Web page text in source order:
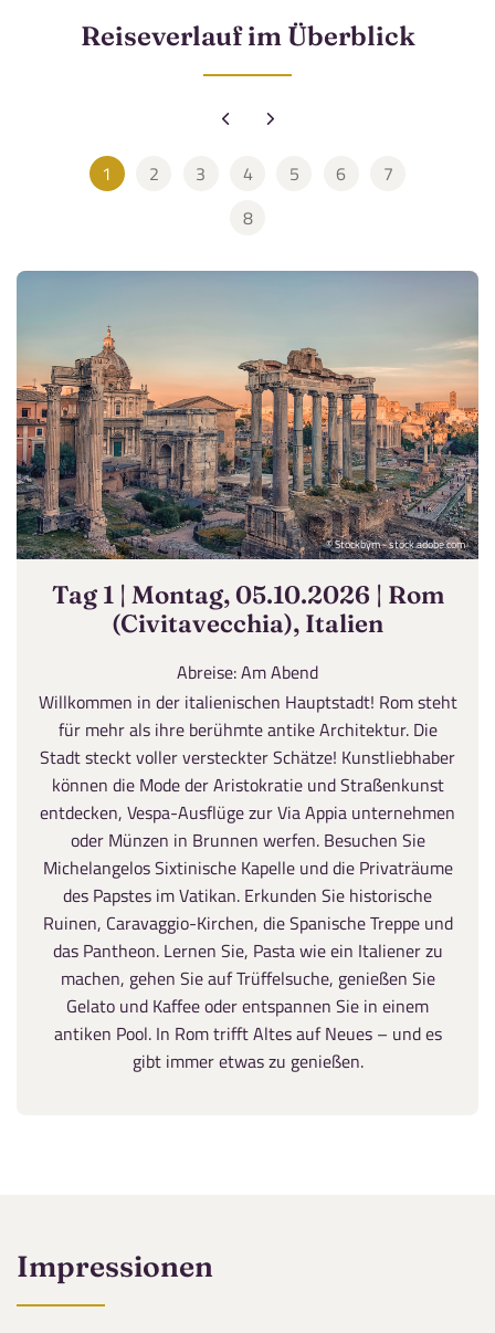
Reiseverlauf im Überblick
1 2 3 4 5 6
7
8
© Stockbym - stock.adobe.com
Tag 1 | Montag, 05.10.2026 | Rom
(Civitavecchia), Italien
Abreise: Am Abend
Willkommen in der italienischen Hauptstadt! Rom steht
für mehr als ihre berühmte antike Architektur. Die
Stadt steckt voller versteckter Schätze! Kunstliebhaber
können die Mode der Aristokratie und Straßenkunst
entdecken, Vespa-Ausflüge zur Via Appia unternehmen
oder Münzen in Brunnen werfen. Besuchen Sie
Michelangelos Sixtinische Kapelle und die Privaträume
des Papstes im Vatikan. Erkunden Sie historische
Ruinen, Caravaggio-Kirchen, die Spanische Treppe und
das Pantheon. Lernen Sie, Pasta wie ein Italiener zu
machen, gehen Sie auf Trüffelsuche, genießen Sie
Gelato und Kaffee oder entspannen Sie in einem
antiken Pool. In Rom trifft Altes auf Neues – und es
gibt immer etwas zu genießen.
Impressionen